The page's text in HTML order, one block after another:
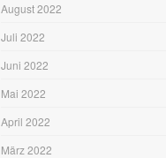
August 2022
Juli 2022
Juni 2022
Mai 2022
April 2022
März 2022